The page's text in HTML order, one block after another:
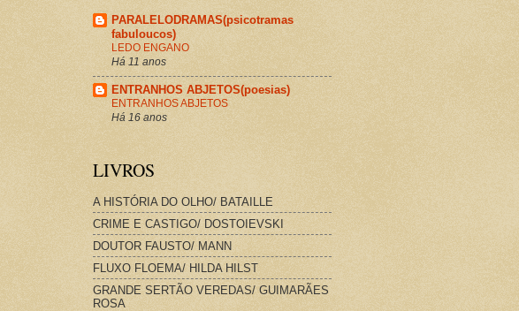
PARALELODRAMAS(psicotramas
fabuloucos)
LEDO ENGANO
Há 11 anos
ENTRANHOS ABJETOS(poesias)
ENTRANHOS ABJETOS
Há 16 anos
LIVROS
A HISTÓRIA DO OLHO/ BATAILLE
CRIME E CASTIGO/ DOSTOIEVSKI
DOUTOR FAUSTO/ MANN
FLUXO FLOEMA/ HILDA HILST
GRANDE SERTÃO VEREDAS/ GUIMARÃES
ROSA